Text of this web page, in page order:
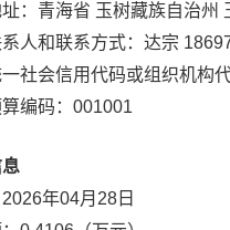
： 青海省 玉树藏族自治州
人和联系方式： 达宗
社会信用代码或组织机构代
编码： 001001
2026年04月28日